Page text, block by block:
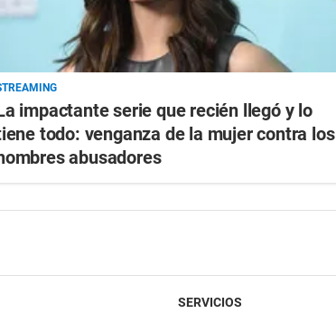
impactante serie que recién llegó y lo
todo: venganza de la mujer contra los
abusadores
SERVICIOS